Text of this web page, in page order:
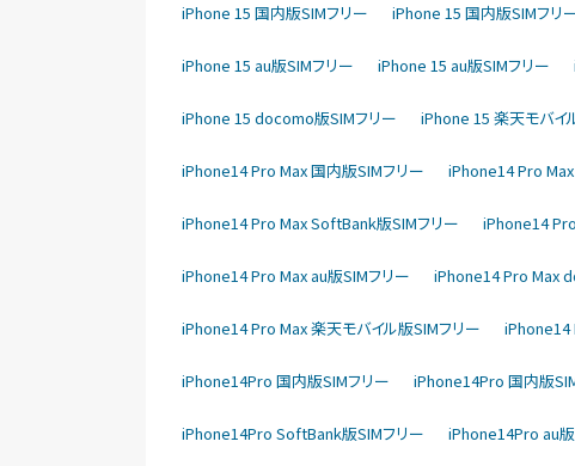
iPhone 15 国内版SIMフリー iPhone 15 国内版SIMフリ
iPhone 15 au版SIMフリー iPhone 15 au版SIMフリー
iPhone 15 docomo版SIMフリー iPhone 15 楽天モバイ
iPhone14 Pro Max 国内版SIMフリー iPhone14 Pro
iPhone14 Pro Max SoftBank版SIMフリー iPhone14
iPhone14 Pro Max au版SIMフリー iPhone14 Pro Max
iPhone14 Pro Max 楽天モバイル版SIMフリー iPhone14
iPhone14Pro 国内版SIMフリー iPhone14Pro 国内版
iPhone14Pro SoftBank版SIMフリー iPhone14Pro au版